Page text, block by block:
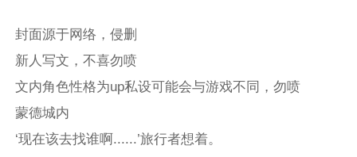
封面源于网络，侵删
新人写文，不喜勿喷
文内角色性格为up私设可能会与游戏不同，勿喷
蒙德城内
‘现在该去找谁啊......’旅行者想着。